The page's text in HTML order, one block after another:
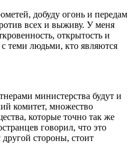
добуду огонь и передам
всех и выживу. У меня
открытость и
с теми людьми, кто являются
министерства будут и
комитет, множество
которые точно так же
говорил, что это
стороны, стоит